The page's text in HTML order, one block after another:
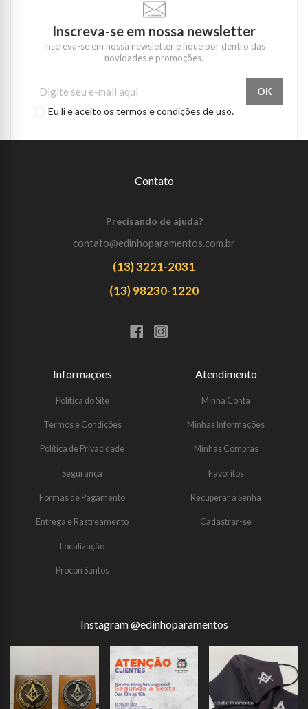
Inscreva-se em nossa newsletter
Inscreva-se em nossa newsletter e fique por dentro das
novidades e promoções.
Eu li e aceito os termos e condições de uso.
Contato
Precisando de ajuda?
contato@edinhoparamentos.com.br
(13) 3221-2031
(13) 98230-1220
Informações
Política do Site
Termos e Condições
Política de Privacidade
Segurança
Formas de Pagamento
Entrega e Rastreamento
Localização
Procon Santos
Atendimento
Minha Conta
Minhas Informações
Minhas Compras
Favoritos
Recuperar a Senha
Cadastrar-se
Instagram @edinhoparamentos